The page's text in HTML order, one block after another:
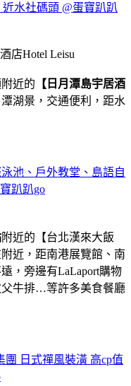
水社碼頭 @蛋寶趴趴
近的 【日月潭島宇居酒
湖景，交通便利，距水
池、戶外教堂、島語自
趴趴go
附近的【台北漢來大飯
近，距南港展覽館、南
，旁邊有LaLaport購物
牛排…等許多美食餐廳
日式禪風裝潢 高cp值